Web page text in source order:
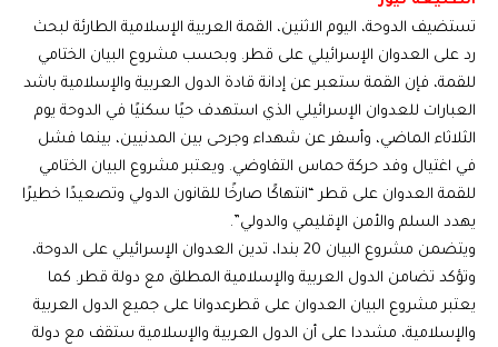
تستضيف الدوحة، اليوم الاثنين، القمة العربية الإسلامية الطارئة لبحث
رد على العدوان الإسرائيلي على قطر. وبحسب مشروع البيان الختامي
للقمة، فإن القمة ستعبر عن إدانة قادة الدول العربية والإسلامية باشد
العبارات للعدوان الإسرائيلي الذي استهدف حيًا سكنيًا في الدوحة يوم
الثلاثاء الماضي، وأسفر عن شهداء وجرحى بين المدنيين، بينما فشل
في اغتيال وفد حركة حماس التفاوضي. ويعتبر مشروع البيان الختامي
للقمة العدوان على قطر “انتهاكًا صارخًا للقانون الدولي وتصعيدًا خطيرًا
يهدد السلم والأمن الإقليمي والدولي”.
ويتضمن مشروع البيان 20 بندا، تدين العدوان الإسرائيلي على الدوحة،
وتؤكد تضامن الدول العربية والإسلامية المطلق مع دولة قطر. كما
يعتبر مشروع البيان العدوان على قطرعدوانا على جميع الدول العربية
والإسلامية، مشددا على أن الدول العربية والإسلامية ستقف مع دولة